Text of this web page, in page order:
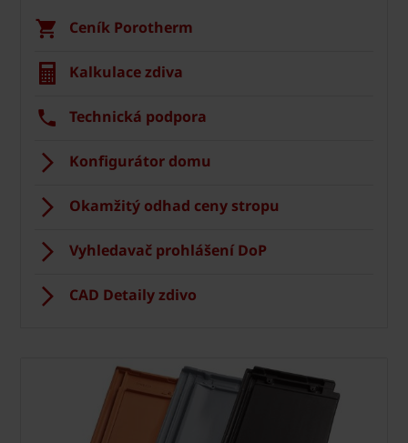
Ceník Porotherm
Kalkulace zdiva
Technická podpora
Konfigurátor domu
Okamžitý odhad ceny stropu
Vyhledavač prohlášení DoP
CAD Detaily zdivo